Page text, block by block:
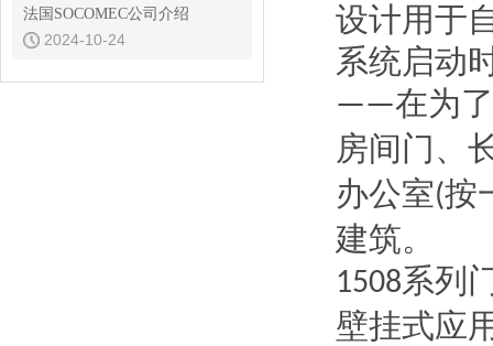
法国SOCOMEC公司介绍
2024-10-24
设计用于
系统启动
——在为
房间门、
办公室(按
建筑。
1508系列
壁挂式应